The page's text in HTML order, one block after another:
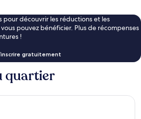
pour découvrir les réductions et les
pouvez bénéficier. Plus de récompenses
!
gratuitement
quartier